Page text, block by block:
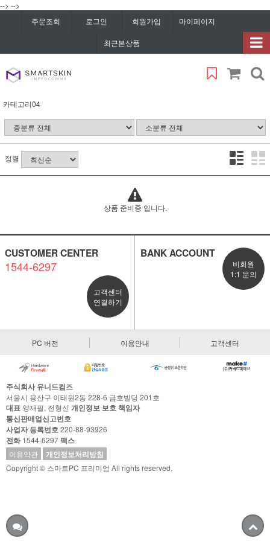
--> -->
주문조회
로그인 회원가입 마이페이지
최근본상품
카테고리04
정렬
상품 준비중 입니다.
CUSTOMER CENTER
1544-6297
고객센터
연결하기
BANK ACCOUNT
비회원
1:1 문의
PC 버전 이용안내 고객센터
주식회사 유니드컴즈
서울시 용산구 이태원2동 228-6 금호빌딩 201호
대표 양재필, 전형신 개인정보 보호 책임자
통신판매업신고번호
사업자 등록번호220-88-93926
전화1544-6297팩스
이용약관 개인정보처리방침
Copyright © 스마트PC 프리미엄 All rights reserved.